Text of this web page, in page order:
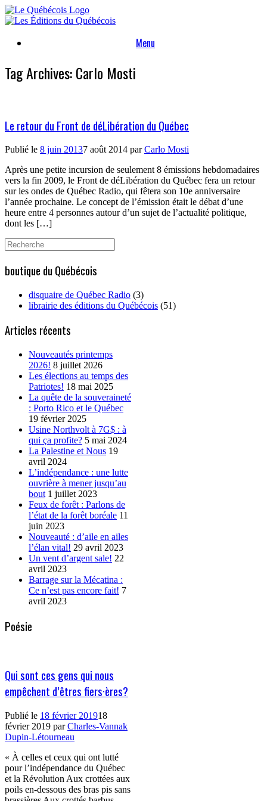
Skip
to
Menu
Tag Archives:Carlo Mosti
Le retour du Front de déLibération du Québec
Publié le 8 juin 20137 août 2014 parCarlo Mosti
Après une petite incursion de seulement 8 émissions hebdomadaires
vers la fin 2009, le Front de déLibération du Québec fera un retour
sur les ondes de Québec Radio, qui fêtera son 10e anniversaire
l’année prochaine. Le concept de l’émission était le débat d’une
heure entre 4 personnes autour d’un sujet de l’actualité politique,
dont les […]
Search
for:
boutique du Québécois
disquaire de Québec Radio (3)
librairie des éditions du Québécois (51)
Articles récents
Nouveautés printemps
2026! 8 juillet 2026
Les élections au temps des
Patriotes! 18 mai 2025
La quête de la souveraineté
: Porto Rico et le Québec
19 février 2025
Usine Northvolt à 7G$ : à
qui ça profite? 5 mai 2024
La Palestine et Nous 19
avril 2024
L’indépendance : une lutte
ouvrière à mener jusqu’au
bout 1 juillet 2023
Feux de forêt : Parlons de
l’état de la forêt boréale 11
juin 2023
Nouveauté : d’aile en ailes
l’élan vital! 29 avril 2023
Un vent d’argent sale! 22
avril 2023
Barrage sur la Mécatina :
Ce n’est pas encore fait! 7
avril 2023
Poésie
Qui sont ces gens qui nous
empêchent d’êtres fiers·ères?
Publié le 18 février 201918
février 2019 parCharles-Vannak
Dupin-Létourneau
« À celles et ceux qui ont lutté
pour l’indépendance du Québec
et la Révolution Aux crottées aux
poils en-dessous des bras pis sans